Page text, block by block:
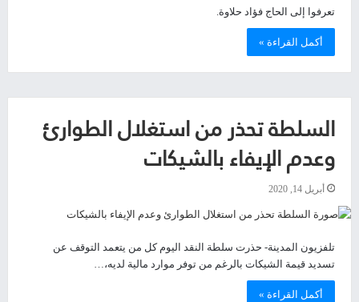
تعرفوا إلى الحاج فؤاد حلاوة.
أكمل القراءة »
السلطة تحذر من استغلال الطوارئ
وعدم الإيفاء بالشيكات
أبريل 14, 2020
تلفزيون المدينة- حذرت سلطة النقد اليوم كل من يتعمد التوقف عن
تسديد قيمة الشيكات بالرغم من توفر موارد مالية لديه،…
أكمل القراءة »